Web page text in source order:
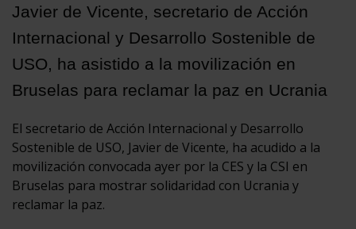
Javier de Vicente, secretario de Acción
Internacional y Desarrollo Sostenible de
USO, ha asistido a la movilización en
Bruselas para reclamar la paz en Ucrania
El secretario de Acción Internacional y Desarrollo
Sostenible de USO, Javier de Vicente, ha acudido a la
movilización convocada ayer por la CES y la CSI en
Bruselas para mostrar solidaridad con Ucrania y
reclamar la paz.